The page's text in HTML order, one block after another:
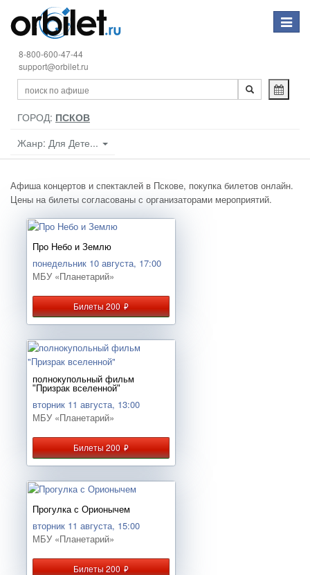
Toggle
8-800-600-47-44
support@orbilet.ru
ГОРОД: ПСКОВ
Жанр: Для Дете...
Афиша концертов и спектаклей в Пскове, покупка билетов онлайн.
Цены на билеты согласованы с организаторами мероприятий.
Про Небо и Землю
понедельник 10 августа, 17:00
МБУ «Планетарий»
Билеты 200руб.
полнокупольный фильм
"Призрак вселенной"
вторник 11 августа, 13:00
МБУ «Планетарий»
Билеты 200руб.
Прогулка с Орионычем
вторник 11 августа, 15:00
МБУ «Планетарий»
Билеты 200руб.